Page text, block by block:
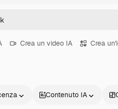
Crea un video IA Crea
Contenuto IA